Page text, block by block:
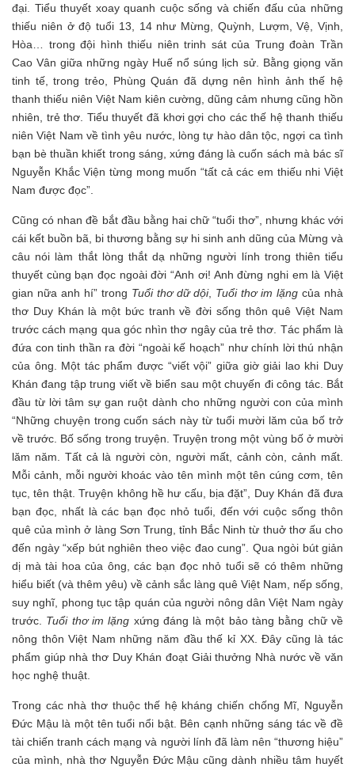
đại. Tiểu thuyết xoay quanh cuộc sống và chiến đấu của những
thiếu niên ở độ tuổi 13, 14 như Mừng, Quỳnh, Lượm, Vệ, Vịnh,
Hòa… trong đội hình thiếu niên trinh sát của Trung đoàn Trần
Cao Vân giữa những ngày Huế nổ súng lịch sử. Bằng giọng văn
tinh tế, trong trẻo, Phùng Quán đã dựng nên hình ảnh thế hệ
thanh thiếu niên Việt Nam kiên cường, dũng cảm nhưng cũng hồn
nhiên, trẻ thơ. Tiểu thuyết đã khơi gợi cho các thế hệ thanh thiếu
niên Việt Nam về tình yêu nước, lòng tự hào dân tộc, ngợi ca tình
bạn bè thuần khiết trong sáng, xứng đáng là cuốn sách mà bác sĩ
Nguyễn Khắc Viện từng mong muốn “tất cả các em thiếu nhi Việt
Nam được đọc”.
Cũng có nhan đề bắt đầu bằng hai chữ “tuổi thơ”, nhưng khác với
cái kết buồn bã, bi thương bằng sự hi sinh anh dũng của Mừng và
câu nói làm thắt lòng thắt dạ những người lính trong thiên tiểu
thuyết cùng bạn đọc ngoài đời “Anh ơi! Anh đừng nghi em là Việt
gian nữa anh hí” trong Tuổi thơ dữ dội, Tuổi thơ im lặng của nhà
thơ Duy Khán là một bức tranh về đời sống thôn quê Việt Nam
trước cách mạng qua góc nhìn thơ ngây của trẻ thơ. Tác phẩm là
đứa con tinh thần ra đời “ngoài kế hoạch” như chính lời thú nhận
của ông. Một tác phẩm được “viết vội” giữa giờ giải lao khi Duy
Khán đang tập trung viết về biển sau một chuyến đi công tác. Bắt
đầu từ lời tâm sự gan ruột dành cho những người con của mình
“Những chuyện trong cuốn sách này từ tuổi mười lăm của bố trở
về trước. Bố sống trong truyện. Truyện trong một vùng bố ở mười
lăm năm. Tất cả là người còn, người mất, cảnh còn, cảnh mất.
Mỗi cảnh, mỗi người khoác vào tên mình một tên cúng cơm, tên
tục, tên thật. Truyện không hề hư cấu, bịa đặt”, Duy Khán đã đưa
bạn đọc, nhất là các bạn đọc nhỏ tuổi, đến với cuộc sống thôn
quê của mình ở làng Sơn Trung, tỉnh Bắc Ninh từ thuở thơ ấu cho
đến ngày “xếp bút nghiên theo việc đao cung”. Qua ngòi bút giản
dị mà tài hoa của ông, các bạn đọc nhỏ tuổi sẽ có thêm những
hiểu biết (và thêm yêu) về cảnh sắc làng quê Việt Nam, nếp sống,
suy nghĩ, phong tục tập quán của người nông dân Việt Nam ngày
trước. Tuổi thơ im lặng xứng đáng là một bảo tàng bằng chữ về
nông thôn Việt Nam những năm đầu thế kỉ XX. Đây cũng là tác
phẩm giúp nhà thơ Duy Khán đoạt Giải thưởng Nhà nước về văn
học nghệ thuật.
Trong các nhà thơ thuộc thế hệ kháng chiến chống Mĩ, Nguyễn
Đức Mậu là một tên tuổi nổi bật. Bên cạnh những sáng tác về đề
tài chiến tranh cách mạng và người lính đã làm nên “thương hiệu”
của mình, nhà thơ Nguyễn Đức Mậu cũng dành nhiều tâm huyết